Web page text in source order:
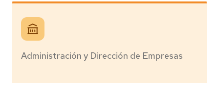
Administración y Dirección de Empresas